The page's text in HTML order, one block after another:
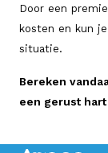
Door een
kosten en kun
situatie.
Bereken
een gerust